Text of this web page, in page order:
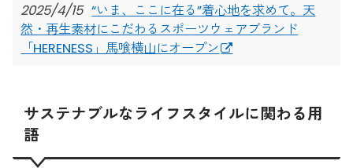
2025/4/15 “いま、ここに在る”着心地を求めて。天
然・再生素材にこだわるスポーツウェアブランド
「HERENESS」馬喰横山にオープン
員」分野で高い評価
サステナブルなライフスタイルに関わる用
語